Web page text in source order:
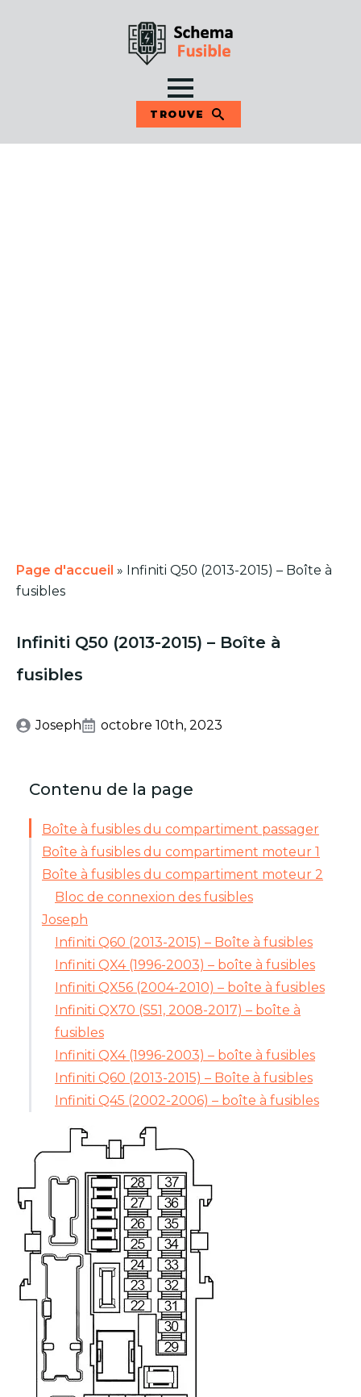
TROUVE
Page d'accueil » Infiniti Q50 (2013-2015) – Boîte à
fusibles
Infiniti Q50 (2013-2015) – Boîte à
fusibles
Joseph octobre 10th, 2023
Contenu de la page
Boîte à fusibles du compartiment passager
Boîte à fusibles du compartiment moteur 1
Boîte à fusibles du compartiment moteur 2
Bloc de connexion des fusibles
Joseph
Infiniti Q60 (2013-2015) – Boîte à fusibles
Infiniti QX4 (1996-2003) – boîte à fusibles
Infiniti QX56 (2004-2010) – boîte à fusibles
Infiniti QX70 (S51, 2008-2017) – boîte à
fusibles
Infiniti QX4 (1996-2003) – boîte à fusibles
Infiniti Q60 (2013-2015) – Boîte à fusibles
Infiniti Q45 (2002-2006) – boîte à fusibles